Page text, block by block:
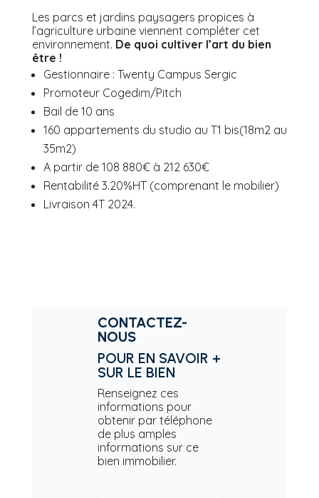
Les parcs et jardins paysagers propices à
l’agriculture urbaine viennent compléter cet
environnement. De quoi cultiver l’art du bien
être !
Gestionnaire : Twenty Campus Sergic
Promoteur Cogedim/Pitch
Bail de 10 ans
160 appartements du studio au T1 bis(18m2 au
35m2)
A partir de 108 880€ à 212 630€
Rentabilité 3.20%HT (comprenant le mobilier)
Livraison 4T 2024.
CONTACTEZ-
NOUS
POUR EN SAVOIR +
SUR LE BIEN
Renseignez ces
informations pour
obtenir par téléphone
de plus amples
informations sur ce
bien immobilier.